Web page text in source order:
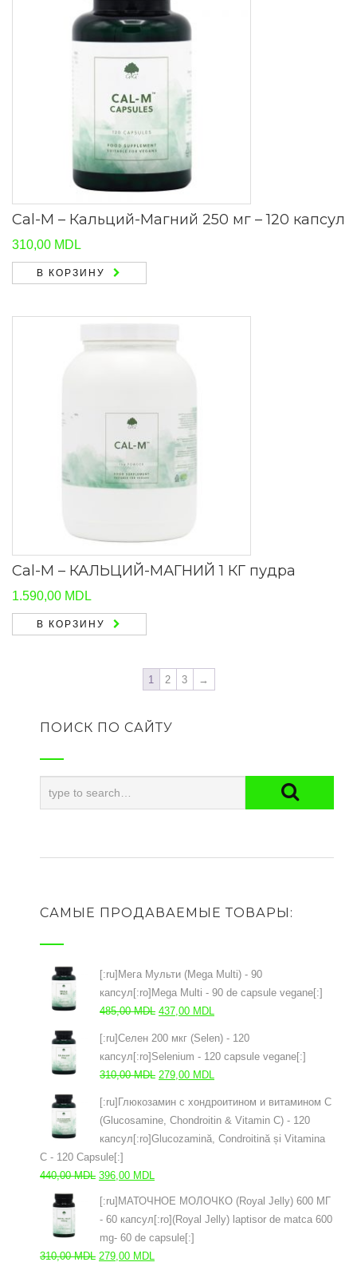
Cal-M – Кальций-Магний 250 мг – 120 капсул
310,00 MDL
В КОРЗИНУ
Cal-M – КАЛЬЦИЙ-МАГНИЙ 1 КГ пудра
1.590,00 MDL
В КОРЗИНУ
1 2 3 →
ПОИСК ПО САЙТУ
САМЫЕ ПРОДАВАЕМЫЕ ТОВАРЫ:
[:ru]Мега Мульти (Mega Multi) - 90
капсул[:ro]Mega Multi - 90 de capsule vegane[:]
485,00MDL Первоначальная
составляла
437,00 MDL
437,00 MDL.
[:ru]Селен 200 мкг (Selen) - 120
капсул[:ro]Selenium - 120 capsule vegane[:]
310,00MDL Первоначальная
составляла
310,00 MDL.
279,00 MDL
[:ru]Глюкозамин с хондроитином и витамином С
(Glucosamine, Chondroitin & Vitamin C) - 120
капсул[:ro]Glucozamină, Condroitină și Vitamina
C - 120 Capsule[:]
440,00MDL Первоначальная
396,00 MDL
[:ru]МАТОЧНОЕ МОЛОЧКО (Royal Jelly) 600 МГ
- 60 капсул[:ro](Royal Jelly) laptisor de matca 600
mg- 60 de capsule[:]
310,00MDL Первоначальная
279,00 MDL